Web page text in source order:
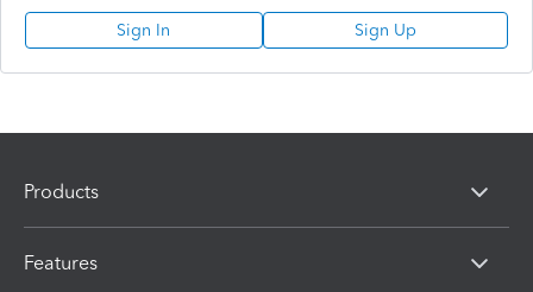
Sign In Sign Up
Products
Features